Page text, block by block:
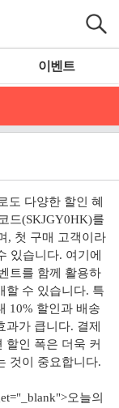
이벤트
도 다양한 할인 혜
드(SKJGY0HK)를
, 첫 구매 고객이라
있습니다. 여기에
트를 함께 활용하
할 수 있습니다. 특
10% 할인과 배송
가 큽니다. 결제
할인 폭은 더욱 커
것이 중요합니다.
오늘의